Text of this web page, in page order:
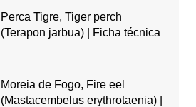
Perca Tigre, Tiger perch
(Terapon jarbua) | Ficha técnica
Moreia de Fogo, Fire eel
(Mastacembelus erythrotaenia) |